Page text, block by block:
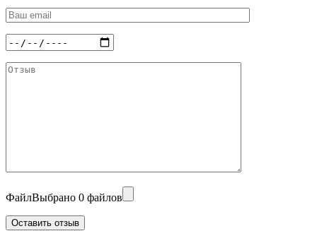
ФайлВыбрано 0 файлов